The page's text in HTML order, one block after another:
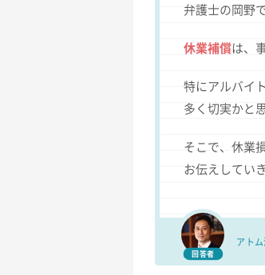
回答者
アト
弁護士の岡野
休業補償は、
特にアルバイ
多く切実かと
そこで、休業
お伝えしてい